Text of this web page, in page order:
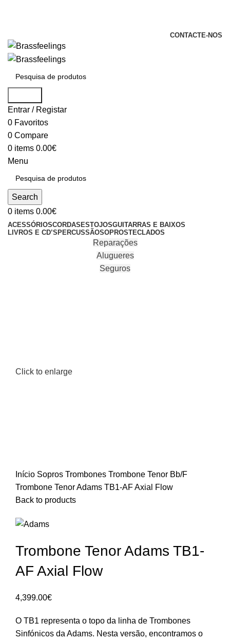
CONTACTE-NOS
Entrar / Registar
0 Favoritos
0 Compare
0 items 0.00€
Menu
Search
0 items 0.00€
ACESSÓRIOSCORDAS ESTOJOSGUITARRAS E BAIXOS
LIVROS E CD’S PERCUSSÃOSOPROSTECLADOS
Reparações
Alugueres
Seguros
Click to enlarge
Início Sopros Trombones Trombone Tenor Bb/F
Trombone Tenor Adams TB1-AF Axial Flow
Back to products
Trombone Tenor Adams TB1-
AF Axial Flow
4,399.00€
O TB1 representa o topo da linha de Trombones
Sinfónicos da Adams. Nesta versão, encontramos o